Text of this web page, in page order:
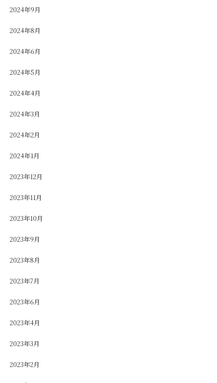
2024年9月
2024年8月
2024年6月
2024年5月
2024年4月
2024年3月
2024年2月
2024年1月
2023年12月
2023年11月
2023年10月
2023年9月
2023年8月
2023年7月
2023年6月
2023年4月
2023年3月
2023年2月